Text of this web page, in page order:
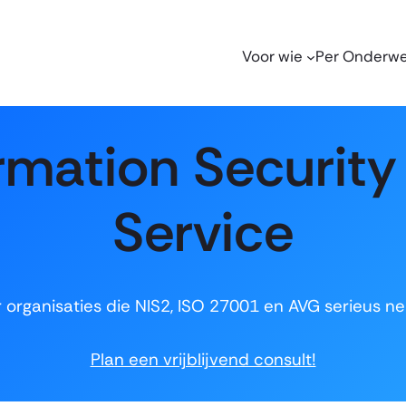
Voor wie Per
Service
organisaties die NIS2, ISO 27001 en AVG serieus
Plan een vrijblijvend consult!